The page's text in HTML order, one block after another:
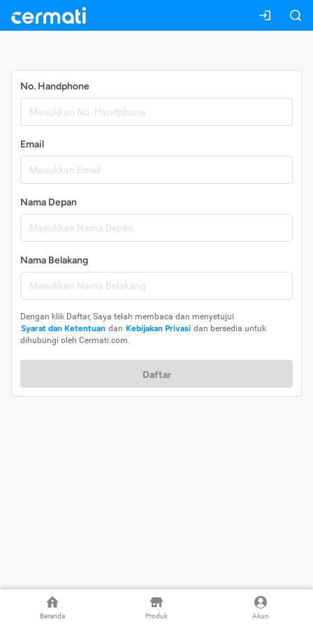
Beranda Produk Akun
No. Handphone
Email
Nama Depan
Nama Belakang
Dengan klik Daftar, Saya telah membaca dan menyetujui
Syarat dan Ketentuan dan Kebijakan Privasi dan bersedia untuk
dihubungi oleh Cermati.com.
Daftar